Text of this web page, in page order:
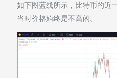
如下图蓝线所示，比特币的近
当时价格始终是不高的。